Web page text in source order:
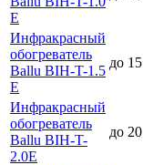
E
Инфракрасный
обогреватель
Ballu BIH-T-1.5
E
до 15
Инфракрасный
обогреватель
Ballu BIH-T-
2.0E
до 20